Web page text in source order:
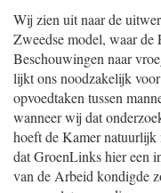
Wij zien uit naar de
Zweedse model, waar
Beschouwingen naar
lijkt ons noodzakelijk
opvoedtaken tussen
wanneer wij dat
hoeft de Kamer natuurlijk
dat GroenLinks hier een
van de Arbeid kondigde